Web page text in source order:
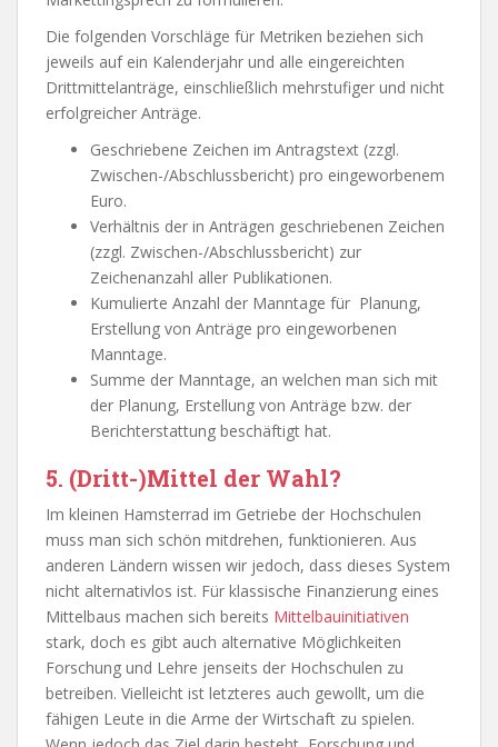
Die folgenden Vorschläge für Metriken beziehen sich
jeweils auf ein Kalenderjahr und alle eingereichten
Drittmittelanträge, einschließlich mehrstufiger und nicht
erfolgreicher Anträge.
Geschriebene Zeichen im Antragstext (zzgl.
Zwischen-/Abschlussbericht) pro eingeworbenem
Euro.
Verhältnis der in Anträgen geschriebenen Zeichen
(zzgl. Zwischen-/Abschlussbericht) zur
Zeichenanzahl aller Publikationen.
Kumulierte Anzahl der Manntage für Planung,
Erstellung von Anträge pro eingeworbenen
Manntage.
Summe der Manntage, an welchen man sich mit
der Planung, Erstellung von Anträge bzw. der
Berichterstattung beschäftigt hat.
5. (Dritt-)Mittel der Wahl?
Im kleinen Hamsterrad im Getriebe der Hochschulen
muss man sich schön mitdrehen, funktionieren. Aus
anderen Ländern wissen wir jedoch, dass dieses System
nicht alternativlos ist. Für klassische Finanzierung eines
Mittelbaus machen sich bereits Mittelbauinitiativen
stark, doch es gibt auch alternative Möglichkeiten
Forschung und Lehre jenseits der Hochschulen zu
betreiben. Vielleicht ist letzteres auch gewollt, um die
fähigen Leute in die Arme der Wirtschaft zu spielen.